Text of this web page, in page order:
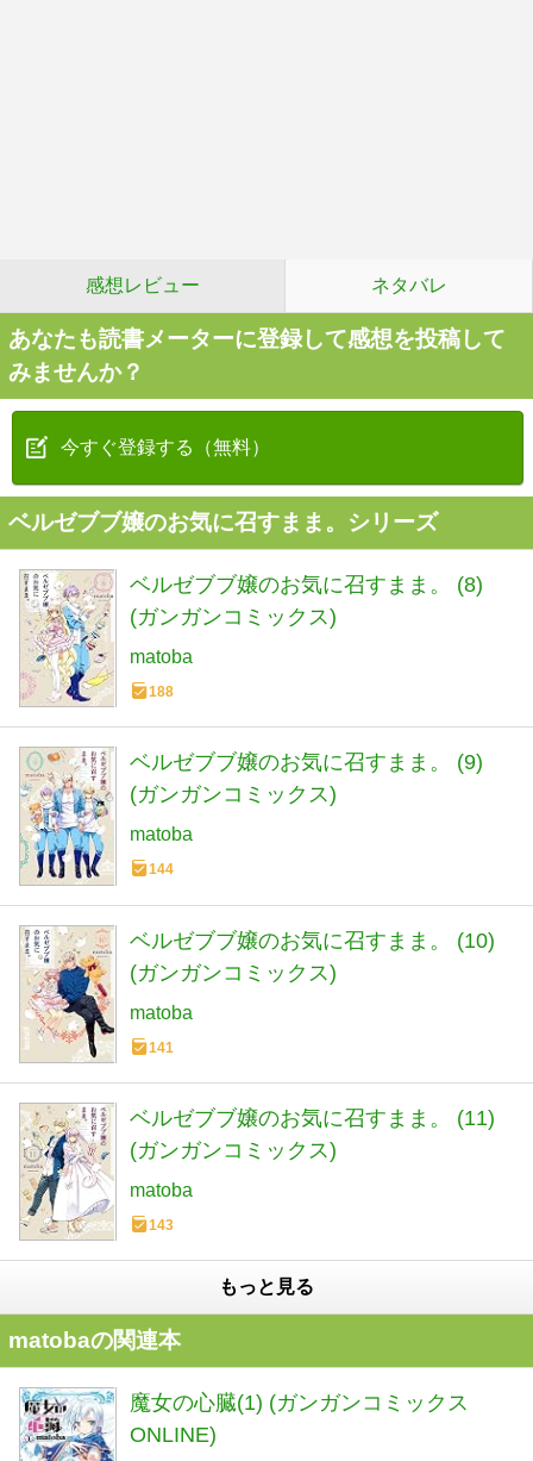
感想レビュー ネタバレ
あなたも読書メーターに登録して感想を投稿して
みませんか？
今すぐ登録する（無料）
ベルゼブブ嬢のお気に召すまま。シリーズ
ベルゼブブ嬢のお気に召すまま。 (8)
(ガンガンコミックス)
matoba
188
ベルゼブブ嬢のお気に召すまま。 (9)
(ガンガンコミックス)
matoba
144
ベルゼブブ嬢のお気に召すまま。 (10)
(ガンガンコミックス)
matoba
141
ベルゼブブ嬢のお気に召すまま。 (11)
(ガンガンコミックス)
matoba
143
もっと見る
matobaの関連本
魔女の心臓(1) (ガンガンコミックス
ONLINE)